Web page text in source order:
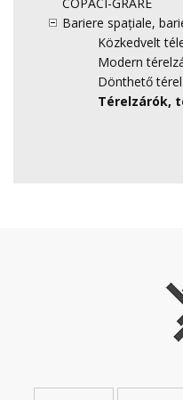
Bariere spațiale,
Közkedvelt
Modern
Dönthető
Térelzárók,